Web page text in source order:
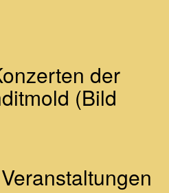
der
(Bild